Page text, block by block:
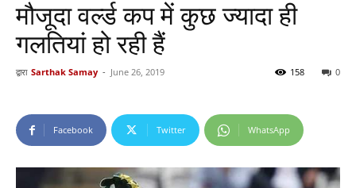
मौजूदा वर्ल्ड कप में कुछ ज्यादा ही
गलतियां हो रही हैं
द्वारा Sarthak Samay - June 26, 2019 0
158
Facebook Twitter WhatsApp